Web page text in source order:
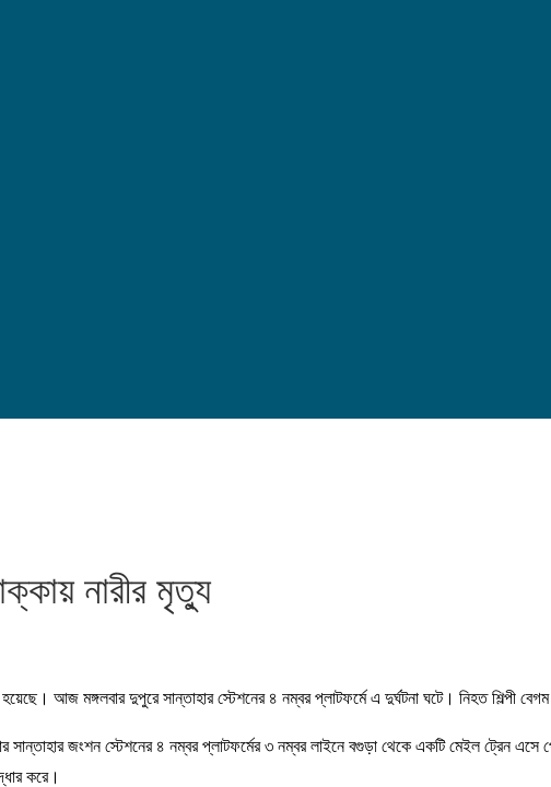
নারীর মৃত্যু
আজ মঙ্গলবার দুপুরে সান্তাহার স্টেশনের ৪ নম্বর প্লাটফর্মে এ দুর্ঘটনা ঘটে। নিহত শিল্পী
সান্তাহার জংশন স্টেশনের ৪ নম্বর প্লাটফর্মের ৩ নম্বর লাইনে বগুড়া থেকে একটি মেইল ট্রেন
করে।